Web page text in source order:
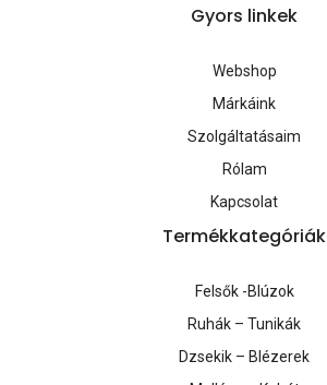
Gyors linkek
Webshop
Márkáink
Szolgáltatásaim
Rólam
Kapcsolat
Termékkategóriák
Felsők -Blúzok
Ruhák – Tunikák
Dzsekik – Blézerek